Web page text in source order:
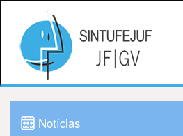
Notícias